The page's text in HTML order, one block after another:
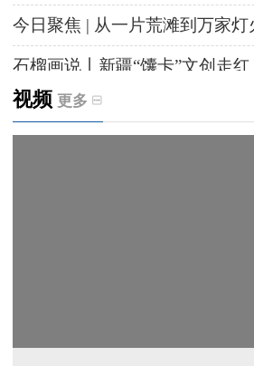
今日聚焦 | 从一片荒滩到万家灯
石榴画说丨新疆“馕卡”文创走
天山观察丨暑期AI研学热，孩子
视频 更多